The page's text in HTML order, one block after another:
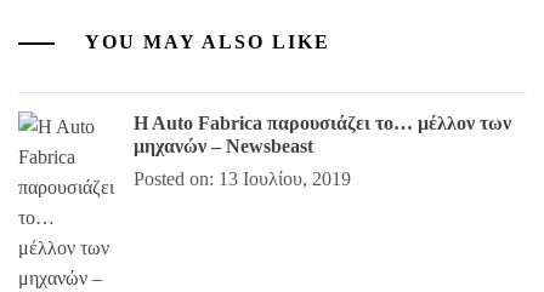
YOU MAY ALSO LIKE
H Auto Fabrica παρουσιάζει το… μέλλον των
μηχανών – Newsbeast
Posted on: 13 Ιουλίου, 2019